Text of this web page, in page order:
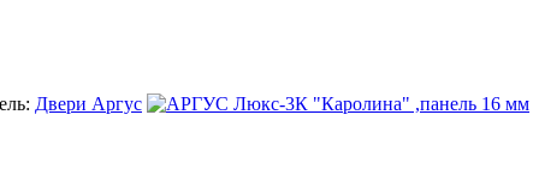
Двери Аргус